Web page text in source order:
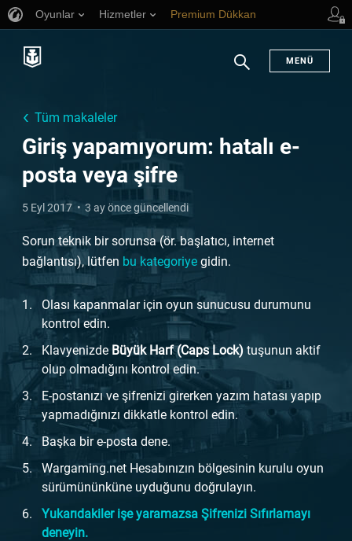
Oyunlar Hizmetler Premium Dükkan
MENÜ
Tüm makaleler
Giriş yapamıyorum: hatalı e-
posta veya şifre
5 Eyl 2017 3 ay önce güncellendi
Sorun teknik bir sorunsa (ör. başlatıcı, internet
bağlantısı), lütfen bu kategoriye gidin.
Olası kapanmalar için oyun sunucusu durumunu
kontrol edin.
Klavyenizde Büyük Harf (Caps Lock) tuşunun aktif
olup olmadığını kontrol edin.
E-postanızı ve şifrenizi girerken yazım hatası yapıp
yapmadığınızı dikkatle kontrol edin.
Başka bir e-posta dene.
Wargaming.net Hesabınızın bölgesinin kurulu oyun
sürümününküne uyduğunu doğrulayın.
Yukarıdakiler işe yaramazsa Şifrenizi Sıfırlamayı
deneyin.